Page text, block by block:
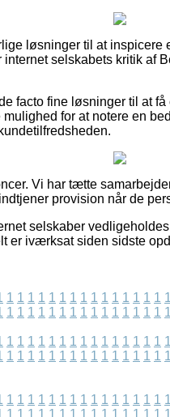
løsninger til at inspicere
internet selskabets kritik af
facto fine løsninger til at
for at notere en
Vi har tætte
provision når de
selskaber
er iværksat siden sidste
1 1 1 1 1 1 1 1 1 1 1 1 1 1 1 1
1 1 1 1 1 1 1 1 1 1 1 1 1 1 1 1
1 1 1 1 1 1 1 1 1 1 1 1 1 1 1 1
1 1 1 1 1 1 1 1 1 1 1 1 1 1 1 1
1 1 1 1 1 1 1 1 1 1 1 1 1 1 1 1